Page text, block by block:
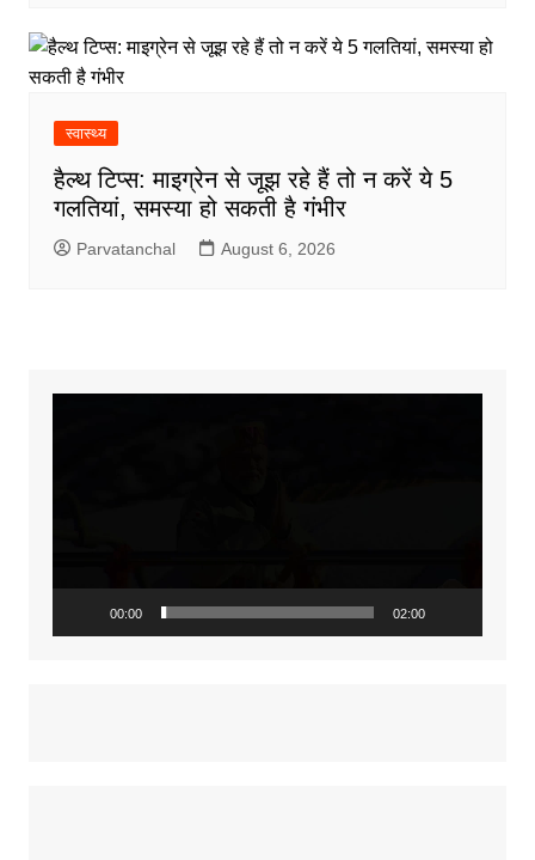
स्वास्थ्य
हैल्थ टिप्स: माइग्रेन से जूझ रहे हैं तो न करें ये 5
गलतियां, समस्या हो सकती है गंभीर
Parvatanchal August 6, 2026
00:00 02:00